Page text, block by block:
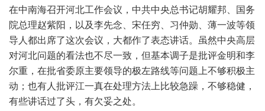
在中南海召开河北工作会议，中共中央总书记胡耀邦、国务
院总理赵紫阳，以及李先念、宋任穷、习仲勋、薄一波等领
导人都出席了这次会议，大都作了表态讲话。虽然中央高层
对河北问题的看法也不尽一致，但基本调子是批评金明和李
尔重，在批省委原主要领导的极左路线等问题上不够积极主
动；也有人批评江一真在处理方法上比较急躁，不够稳健，
有些讲话过了头，有欠妥之处。